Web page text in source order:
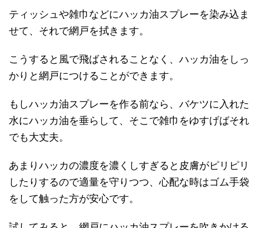
ティッシュや雑巾などにハッカ油スプレーを染み込ま
せて、それで網戸を拭きます。
こうすると風で飛ばされることなく、ハッカ油をしっ
かりと網戸につけることができます。
もしハッカ油スプレーを作る前なら、バケツに入れた
水にハッカ油を垂らして、そこで雑巾をゆすげばそれ
でも大丈夫。
あまりハッカの濃度を濃くしすぎると皮膚がピリピリ
したりするので適量を守りつつ、心配な時はゴム手袋
をして触った方が安心です。